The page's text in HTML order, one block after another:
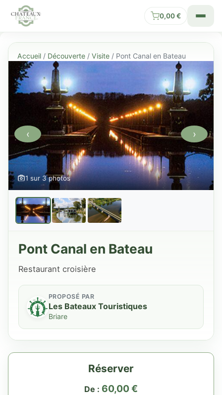
0,00€
Accueil / Découverte / Visite / Pont Canal en Bateau
1 sur 3 photos
‹ ›
Pont Canal en Bateau
Restaurant croisière
PROPOSÉ PAR
Les Bateaux Touristiques
Briare
Réserver
De : 60,00€